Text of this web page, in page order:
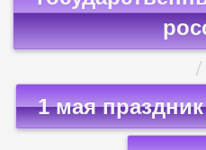
1 мая